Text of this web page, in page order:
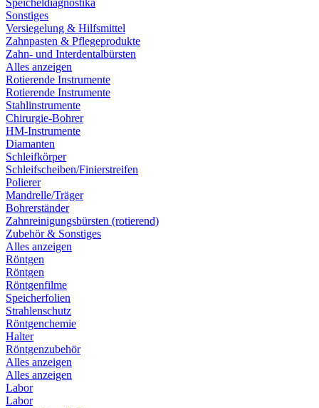
Speicheldiagnostika
Sonstiges
Versiegelung & Hilfsmittel
Zahnpasten & Pflegeprodukte
Zahn- und Interdentalbürsten
Alles anzeigen
Rotierende Instrumente
Rotierende Instrumente
Stahlinstrumente
Chirurgie-Bohrer
HM-Instrumente
Diamanten
Schleifkörper
Schleifscheiben/Finierstreifen
Polierer
Mandrelle/Träger
Bohrerständer
Zahnreinigungsbürsten (rotierend)
Zubehör & Sonstiges
Alles anzeigen
Röntgen
Röntgen
Röntgenfilme
Speicherfolien
Strahlenschutz
Röntgenchemie
Halter
Röntgenzubehör
Alles anzeigen
Alles anzeigen
Labor
Labor